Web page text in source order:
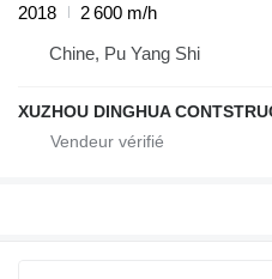
2018
2 600 m/h
Chine, Pu Yang Shi